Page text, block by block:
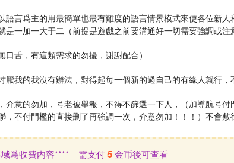
語言爲主的用最簡單也最有難度的語言情景模式來使各位新
是一加一大于二（前提是遊戲之前要溝通好一切需要強調或注
口舌，有這類需求的勿擾，謝謝配合）
厭我的我沒有辦法，對得起每一個新的過自己的有緣人就行
介意的勿加，号老被舉報，不得不篩選一下人，（加導航号
，不付門檻的直接删了再強調一次，介意勿加！！！）不會敷
爲收費内容**** 需支付5金币後可查看